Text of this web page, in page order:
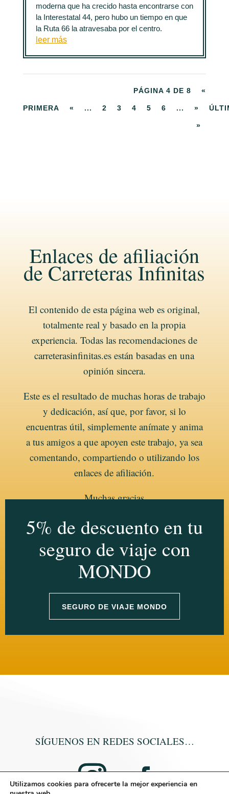
moderna que ha crecido hasta encontrarse con
la Interestatal 44, pero hubo un tiempo en que
la Ruta 66 la atravesaba por el centro.
leer más
PÁGINA 4 DE 8 «
PRIMERA « ... 2 3 4 5 6 ... »
»
Enlaces de afiliación
de Carreteras Infinitas
El contenido de esta página web es original,
totalmente real y basado en la propia
experiencia. Todas las recomendaciones de
carreterasinfinitas.es están basadas en una
opinión sincera.
Este es el resultado de muchas horas de trabajo
y dedicación, así que, por favor, si lo
encuentras útil, simplemente anímate y anima
a tus amigos a que apoyen este trabajo, ya sea
comentando, compartiendo o utilizando los
enlaces de afiliación.
Muchas gracias
5% de descuento en tu
seguro de viaje con
MONDO
SEGURO DE VIAJE MONDO
SÍGUENOS EN REDES SOCIALES…
Utilizamos cookies para ofrecerte la mejor experiencia en